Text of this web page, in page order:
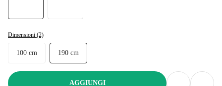
Dimensioni (2)
100 cm 190 cm
AGGIUNGI